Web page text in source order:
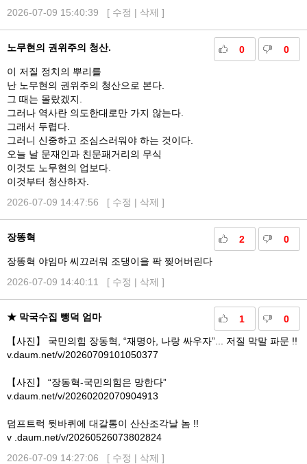
2026-07-09 15:40:39 [ 수정 | 삭제 ]
0 0
노무현의 권위주의 청산.
이 저질 정치의 뿌리를
난 노무현의 권위주의 청산으로 본다.
그 때는 몰랐겠지.
그러나 역사란 의도한대로만 가지 않는다.
그래서 두렵다.
그러니 신중하고 조심스러워야 하는 것이다.
오늘 날 문재인과 친문패거리의 무식
이것도 노무현의 업보다.
이것부터 청산하자.
2026-07-09 14:47:56 [ 수정 | 삭제 ]
2 0
장똥혁
장똥혁 야임마 씨끄러워 조댕이을 팍 찢어버린다
2026-07-09 14:40:11 [ 수정 | 삭제 ]
1 0
★ 막국수집 뺑덕 엄마
【사진】 국민의힘 장동혁, “재명아, 나랑 싸우자”... 저질 막말 파문 !!
v.daum.net/v/20260709101050377
【사진】 “장동혁-국민의힘은 망한다”
v.daum.net/v/20260202070904913
덤프트럭 뒷바퀴에 대갈통이 산산조각날 놈 !!
v .daum.net/v/20260526073802824
2026-07-09 14:27:06 [ 수정 | 삭제 ]